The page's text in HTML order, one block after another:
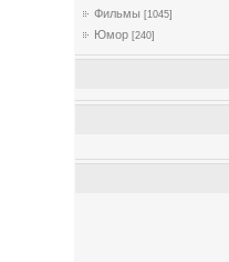
Фильмы [1045]
Юмор [240]